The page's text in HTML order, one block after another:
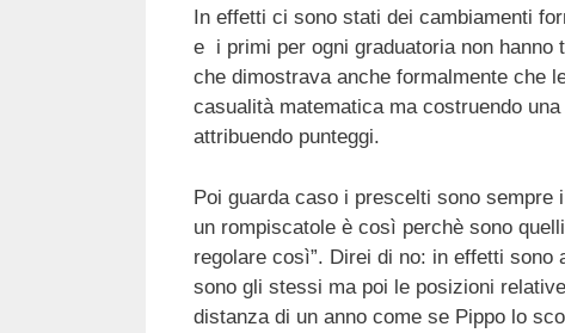
In effetti ci sono stati dei cambiamenti
e i primi per ogni graduatoria non
che dimostrava anche formalmente che
casualità matematica ma costruendo
attribuendo punteggi.
Poi guarda caso i prescelti sono
un rompiscatole è così perchè sono
regolare così”. Direi di no: in effetti
sono gli stessi ma poi le posizioni
distanza di un anno come se Pippo lo